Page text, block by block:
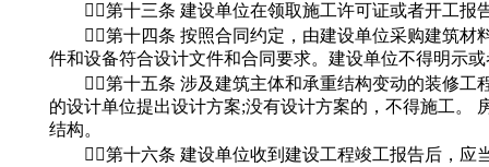
第十三条 建设单位在领取施工许可证或者开工报
第十四条 按照合同约定，由建设单位采购建筑材
件和设备符合设计文件和合同要求。建设单位不得明示
第十五条 涉及建筑主体和承重结构变动的装修工
的设计单位提出设计方案;没有设计方案的，不得施工。
结构。
第十六条 建设单位收到建设工程竣工报告后，应